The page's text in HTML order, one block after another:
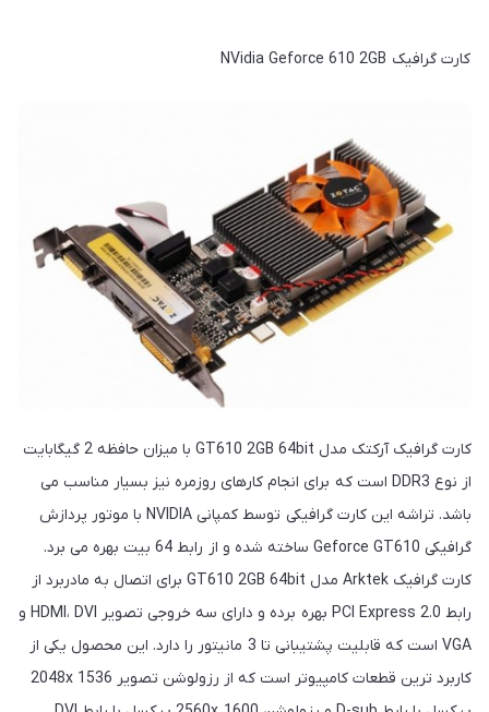
کارت گرافیک NVidia Geforce 610 2GB
کارت گرافیک آرکتک مدل GT610 2GB 64bit با میزان حافظه 2 گیگابایت
از نوع DDR3 است که برای انجام کارهای روزمره نیز بسیار مناسب می
باشد. تراشه این کارت گرافیکی توسط کمپانی NVIDIA با موتور پردازش
گرافیکی Geforce GT610 ساخته شده و از رابط 64 بیت بهره می برد.
کارت گرافیک Arktek مدل GT610 2GB 64bit برای اتصال به مادربرد از
رابط PCI Express 2.0 بهره برده و دارای سه خروجی تصویر HDMI، DVI و
VGA است که قابلیت پشتیبانی تا 3 مانیتور را دارد. این محصول یکی از
کاربرد ترین قطعات کامپیوتر است که از رزولوشن تصویر 2048x 1536